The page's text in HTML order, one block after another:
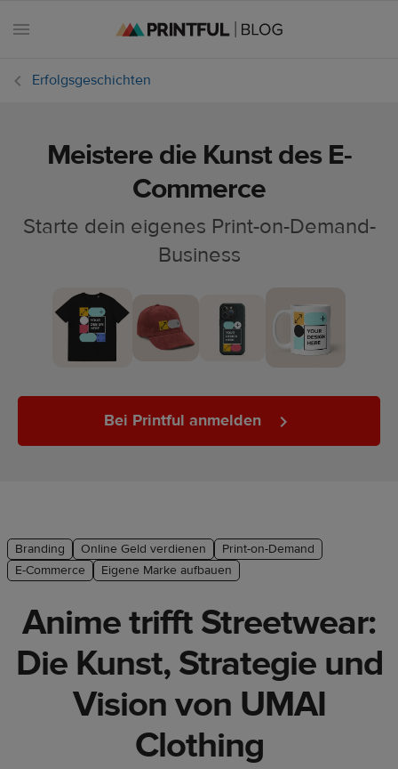
E-
Einsteiger-
Stil &
Trends
Produkte
Verkaufen
mit
Erfolgsgeschichten
Meistere die Kunst des E-
Commerce
Starte dein eigenes Print-on-Demand-
Business
Bei Printful anmelden
Branding Online Geld verdienen
Print-on-Demand
E-Commerce
Eigene Marke aufbauen
Anime trifft Streetwear:
Die Kunst, Strategie und
Vision von UMAI
Clothing